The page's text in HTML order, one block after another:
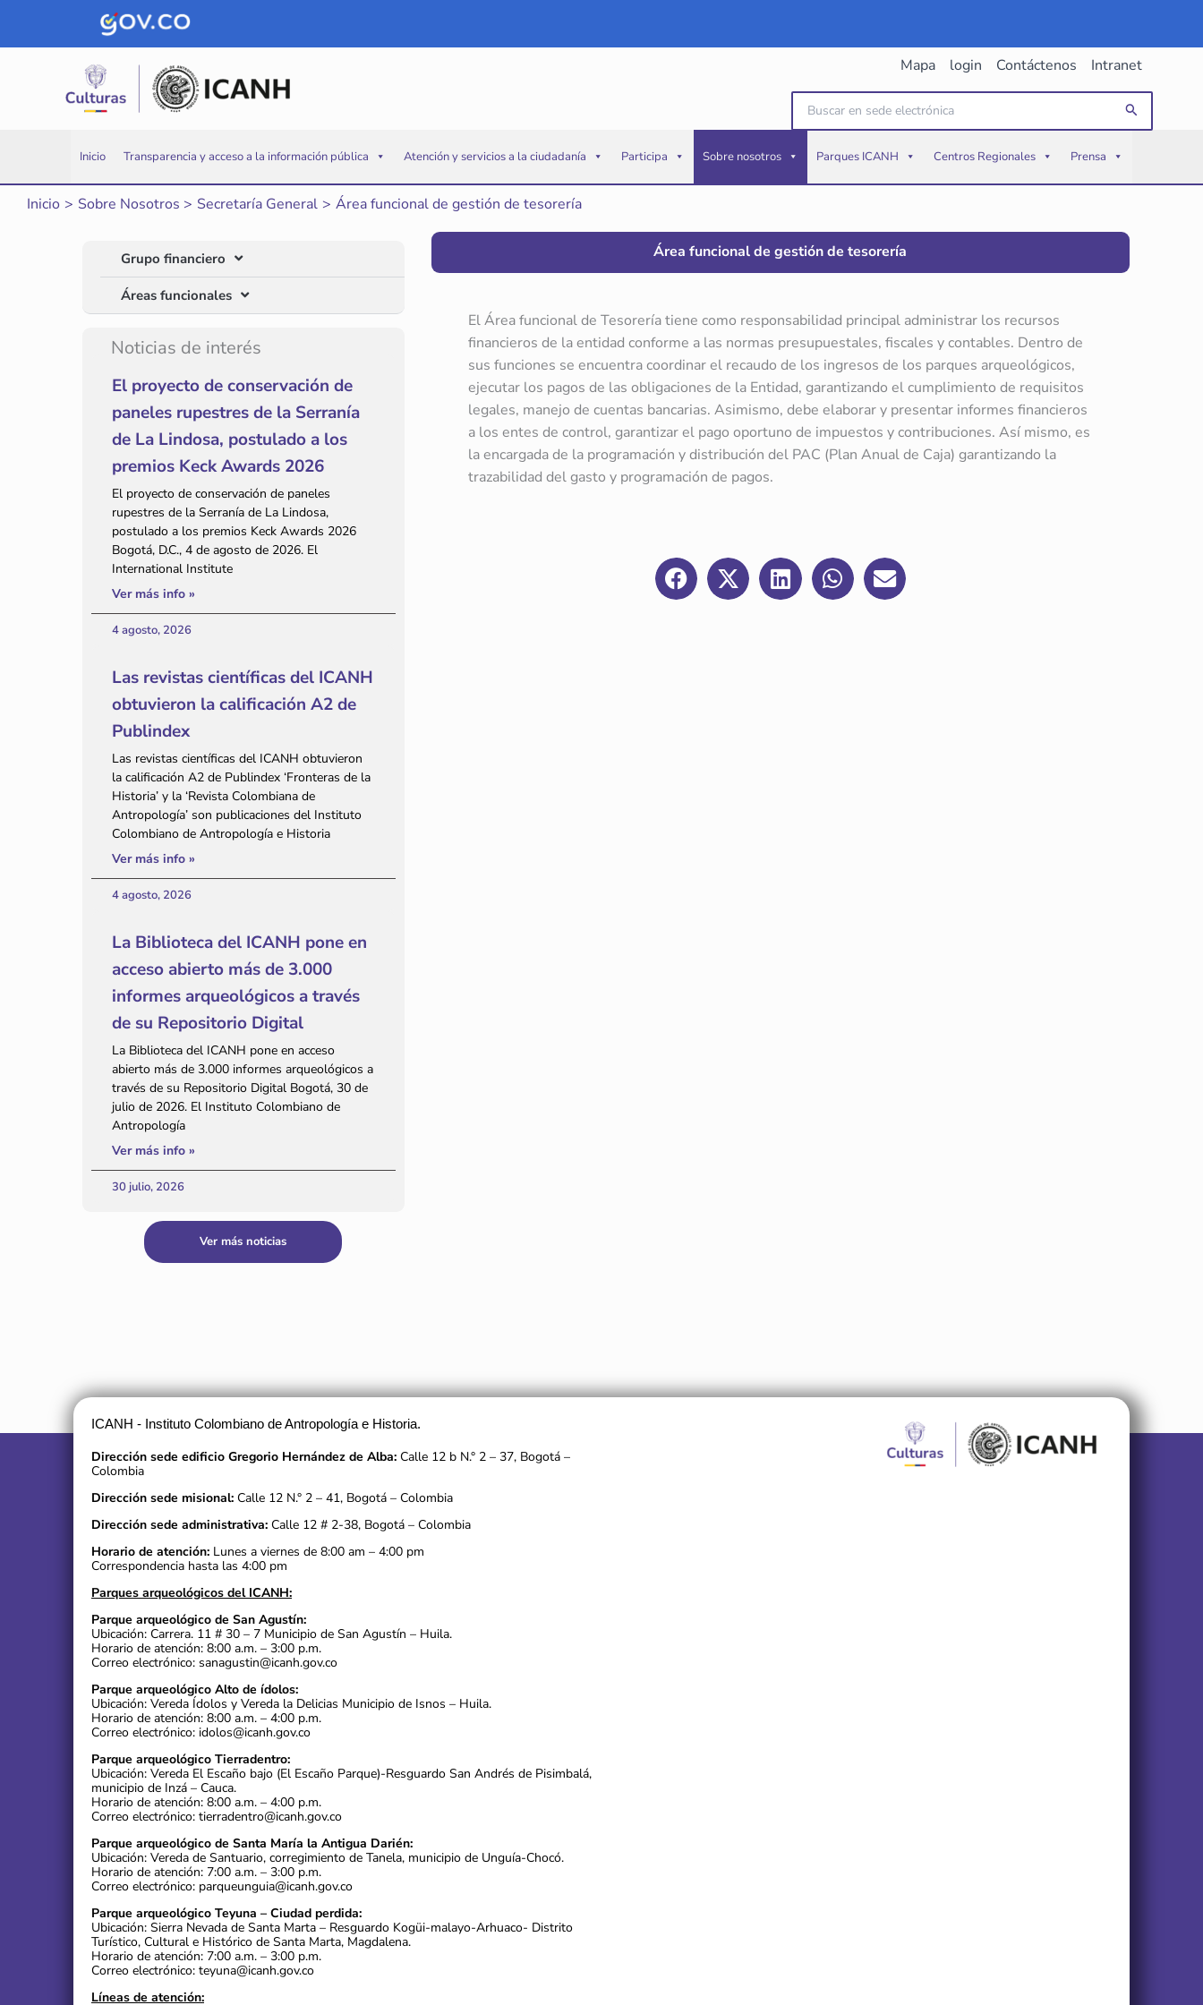
Mapa login Contáctenos Intranet
por:
Buscar
Inicio Transparencia y acceso a la información pública Atención y servicios a la ciudadanía Participa Sobre nosotros Parques ICANH Centros Regionales Prensa
Inicio Sobre Nosotros Secretaría General Área funcional de gestión de tesorería
Grupo financiero
Áreas funcionales
Noticias de interés
El proyecto de conservación de
paneles rupestres de la Serranía
de La Lindosa, postulado a los
premios Keck Awards 2026
El proyecto de conservación de paneles
rupestres de la Serranía de La Lindosa,
postulado a los premios Keck Awards 2026
Bogotá, D.C., 4 de agosto de 2026. El
International Institute
Ver más info »
4 agosto, 2026
Las revistas científicas del ICANH
obtuvieron la calificación A2 de
Publindex
Las revistas científicas del ICANH obtuvieron
la calificación A2 de Publindex ‘Fronteras de la
Historia’ y la ‘Revista Colombiana de
Antropología’ son publicaciones del Instituto
Colombiano de Antropología e Historia
Ver más info »
4 agosto, 2026
La Biblioteca del ICANH pone en
acceso abierto más de 3.000
informes arqueológicos a través
de su Repositorio Digital
La Biblioteca del ICANH pone en acceso
abierto más de 3.000 informes arqueológicos a
través de su Repositorio Digital Bogotá, 30 de
julio de 2026. El Instituto Colombiano de
Antropología
Ver más info »
30 julio, 2026
Ver más noticias
Área funcional de gestión de tesorería
El Área funcional de Tesorería tiene como responsabilidad principal administrar los recursos
financieros de la entidad conforme a las normas presupuestales, fiscales y contables. Dentro de
sus funciones se encuentra coordinar el recaudo de los ingresos de los parques arqueológicos,
ejecutar los pagos de las obligaciones de la Entidad, garantizando el cumplimiento de requisitos
legales, manejo de cuentas bancarias. Asimismo, debe elaborar y presentar informes financieros
a los entes de control, garantizar el pago oportuno de impuestos y contribuciones. Así mismo, es
la encargada de la programación y distribución del PAC (Plan Anual de Caja) garantizando la
trazabilidad del gasto y programación de pagos.
ICANH - Instituto Colombiano de Antropología e Historia.
Dirección sede edificio Gregorio Hernández de Alba: Calle 12 b N.° 2 – 37, Bogotá –
Colombia
Dirección sede misional: Calle 12 N.° 2 – 41, Bogotá – Colombia
Dirección sede administrativa: Calle 12 # 2-38, Bogotá – Colombia
Horario de atención: Lunes a viernes de 8:00 am – 4:00 pm
Correspondencia hasta las 4:00 pm
Parques arqueológicos del ICANH:
Parque arqueológico de San Agustín:
Ubicación: Carrera. 11 # 30 – 7 Municipio de San Agustín – Huila.
Horario de atención: 8:00 a.m. – 3:00 p.m.
Correo electrónico: sanagustin@icanh.gov.co
Parque arqueológico Alto de ídolos:
Ubicación: Vereda Ídolos y Vereda la Delicias Municipio de Isnos – Huila.
Horario de atención: 8:00 a.m. – 4:00 p.m.
Correo electrónico: idolos@icanh.gov.co
Parque arqueológico Tierradentro:
Ubicación: Vereda El Escaño bajo (El Escaño Parque)-Resguardo San Andrés de Pisimbalá,
municipio de Inzá – Cauca.
Horario de atención: 8:00 a.m. – 4:00 p.m.
Correo electrónico: tierradentro@icanh.gov.co
Parque arqueológico de Santa María la Antigua Darién:
Ubicación: Vereda de Santuario, corregimiento de Tanela, municipio de Unguía-Chocó.
Horario de atención: 7:00 a.m. – 3:00 p.m.
Correo electrónico: parqueunguia@icanh.gov.co
Parque arqueológico Teyuna – Ciudad perdida:
Ubicación: Sierra Nevada de Santa Marta – Resguardo Kogüi-malayo-Arhuaco- Distrito
Turístico, Cultural e Histórico de Santa Marta, Magdalena.
Horario de atención: 7:00 a.m. – 3:00 p.m.
Correo electrónico: teyuna@icanh.gov.co
Líneas de atención: